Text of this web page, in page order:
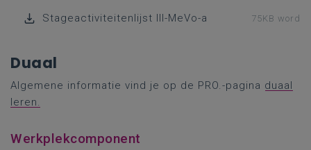
Stageactiviteitenlijst III-MeVo-a
75KB word
Duaal
Algemene informatie vind je op de PRO.-pagina duaal
leren.
Werkplekcomponent